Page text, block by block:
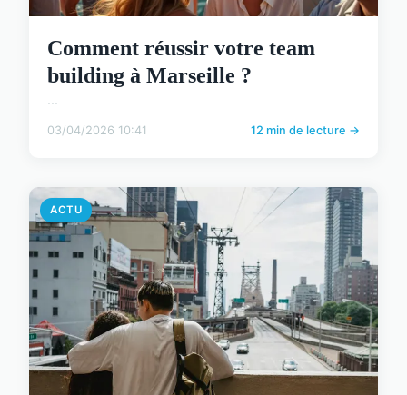
Comment réussir votre team
building à Marseille ?
...
03/04/2026 10:41 12 min de lecture →
ACTU